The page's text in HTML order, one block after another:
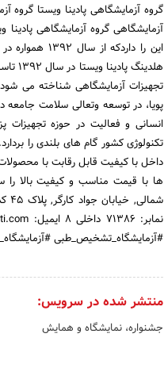
گروه آزمایشگاهی پادینا ویستا گروه
آزمایشگاهی گروه آزمایشگاهی پادینا
این را
تجهیزات آزمایشگاهی شناخته می
پویا، در توسعه وتعالی سلامت
انسانی و فعالیت در حوزه تجهیزات
تکنولوژی کشور گام های بلندی را
داخل با کیفیت قابل رقابت با
ها با قیمت مناسب و کیفیت بالا را
#آزمایشگاه_تشخیص_طبی
منتشر شده در سرویس:
جشنواره، نمایشگاه و همایش